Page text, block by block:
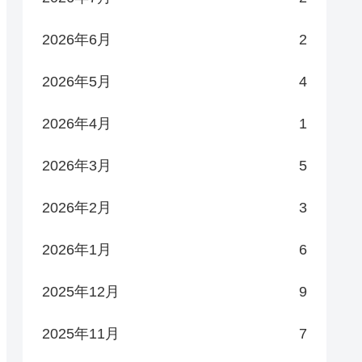
2026年6月 2
2026年5月 4
2026年4月 1
2026年3月 5
2026年2月 3
2026年1月 6
2025年12月 9
2025年11月 7